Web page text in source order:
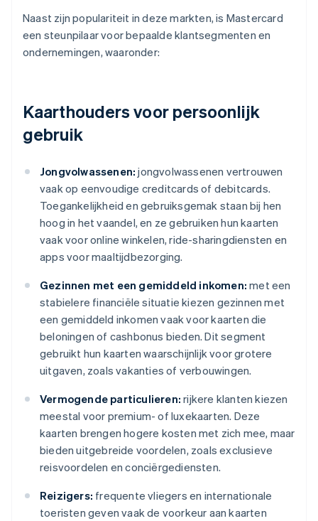
Naast zijn populariteit in deze markten, is Mastercard
een steunpilaar voor bepaalde klantsegmenten en
ondernemingen, waaronder:
Kaarthouders voor persoonlijk
gebruik
Jongvolwassenen: jongvolwassenen vertrouwen
vaak op eenvoudige creditcards of debitcards.
Toegankelijkheid en gebruiksgemak staan bij hen
hoog in het vaandel, en ze gebruiken hun kaarten
vaak voor online winkelen, ride-sharingdiensten en
apps voor maaltijdbezorging.
Gezinnen met een gemiddeld inkomen: met een
stabielere financiële situatie kiezen gezinnen met
een gemiddeld inkomen vaak voor kaarten die
beloningen of cashbonus bieden. Dit segment
gebruikt hun kaarten waarschijnlijk voor grotere
uitgaven, zoals vakanties of verbouwingen.
Vermogende particulieren: rijkere klanten kiezen
meestal voor premium- of luxekaarten. Deze
kaarten brengen hogere kosten met zich mee, maar
bieden uitgebreide voordelen, zoals exclusieve
reisvoordelen en conciërgediensten.
Reizigers: frequente vliegers en internationale
toeristen geven vaak de voorkeur aan kaarten